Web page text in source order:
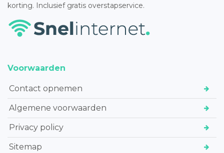
korting. Inclusief gratis overstapservice.
Voorwaarden
Contact opnemen
Algemene voorwaarden
Privacy policy
Sitemap